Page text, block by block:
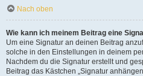
Nach oben
Wie kann ich meinem Beitrag eine
Um eine Signatur an deinen Beitrag
solche in den Einstellungen in deinem
Nachdem du die Signatur erstellt und
Beitrag das Kästchen „Signatur